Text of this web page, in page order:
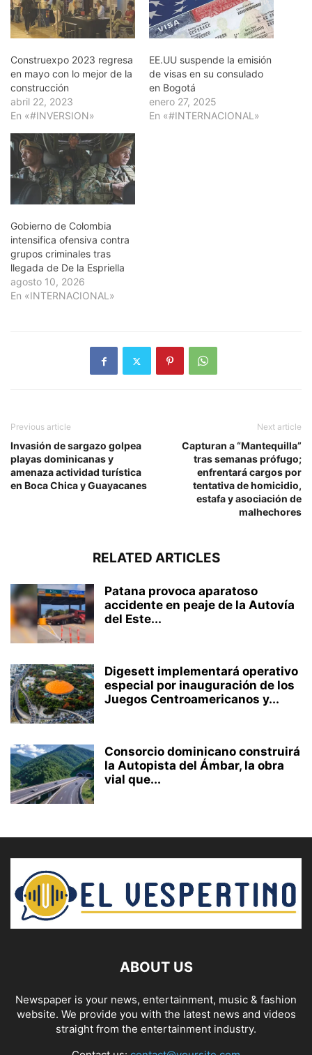
Construexpo 2023 regresa
en mayo con lo mejor de la
construcción
abril 22, 2023
En «#INVERSION»
EE.UU suspende la emisión
de visas en su consulado
en Bogotá
enero 27, 2025
En «#INTERNACIONAL»
Gobierno de Colombia
intensifica ofensiva contra
grupos criminales tras
llegada de De la Espriella
agosto 10, 2026
En «INTERNACIONAL»
Previous article
Invasión de sargazo golpea
playas dominicanas y
amenaza actividad turística
en Boca Chica y Guayacanes
Next article
Capturan a “Mantequilla”
tras semanas prófugo;
enfrentará cargos por
tentativa de homicidio,
estafa y asociación de
malhechores
RELATED ARTICLES
Patana provoca aparatoso
accidente en peaje de la Autovía
del Este...
Digesett implementará operativo
especial por inauguración de los
Juegos Centroamericanos y...
Consorcio dominicano construirá
la Autopista del Ámbar, la obra
vial que...
ABOUT US
Newspaper is your news, entertainment, music & fashion
website. We provide you with the latest news and videos
straight from the entertainment industry.